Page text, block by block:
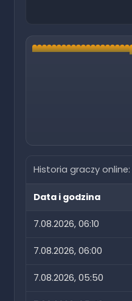
Historia graczy online:
Data i godzina
7.08.2026, 06:10
7.08.2026, 06:00
7.08.2026, 05:50